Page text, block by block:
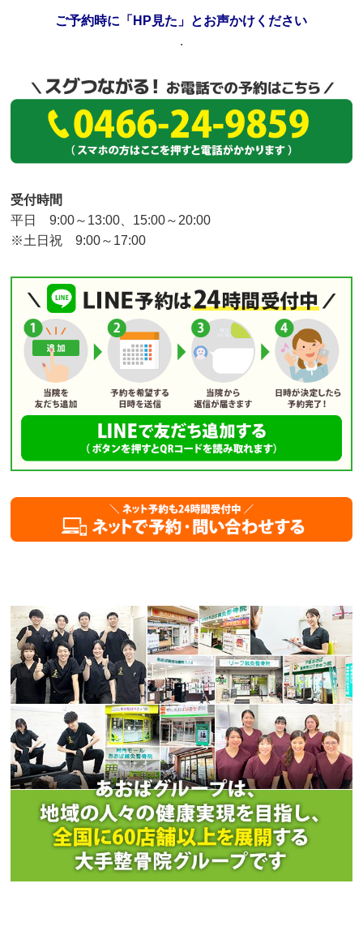
ご予約時に「HP見た」とお声かけください
.
受付時間
平日 9:00～13:00、15:00～20:00
※土日祝 9:00～17:00